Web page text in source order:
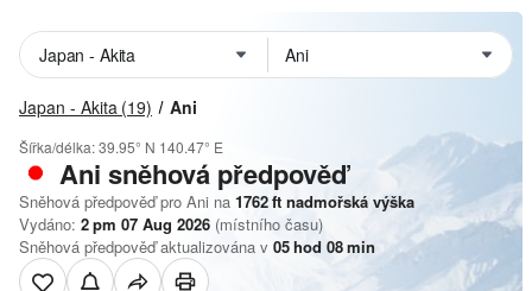
Japan - Akita (19) Ani
Šířka/délka:39.95° N 140.47° E
Ani sněhová předpověď
Sněhová předpověď pro Ani na 1762ft nadmořská výška
Vydáno: 2 pm 07 Aug 2026 (místního času)
Sněhová předpověď aktualizována v 05hod 08min